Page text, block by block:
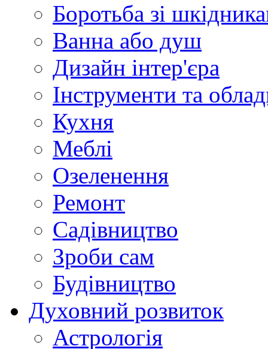
Боротьба зі
Ванна або душ
Дизайн інтер'єра
Інструменти та
Кухня
Меблі
Озеленення
Ремонт
Садівництво
Зроби сам
Будівництво
Духовний розвиток
Астрологія